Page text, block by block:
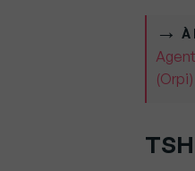
À
(Orpi)